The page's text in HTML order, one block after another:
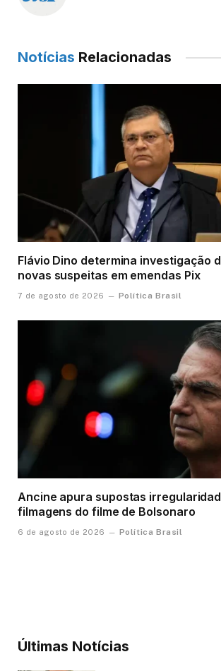
Notícias Relacionadas
Flávio Dino determina investigação
novas suspeitas em emendas Pix
7 de agosto de 2026 Política Brasil
Ancine apura supostas
filmagens do filme de Bolsonaro
6 de agosto de 2026 Política Brasil
Últimas Notícias